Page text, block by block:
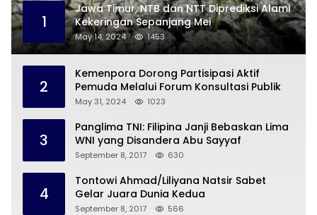
1
Jawa Timur, NTB dan NTT Diprediksi Alami
Kekeringan Sepanjang Mei
May 14, 2024 1453
2
Kemenpora Dorong Partisipasi Aktif
Pemuda Melalui Forum Konsultasi Publik
May 31, 2024 1023
3
Panglima TNI: Filipina Janji Bebaskan Lima
WNI yang Disandera Abu Sayyaf
September 8, 2017 630
4
Tontowi Ahmad/Liliyana Natsir Sabet
Gelar Juara Dunia Kedua
September 8, 2017 566